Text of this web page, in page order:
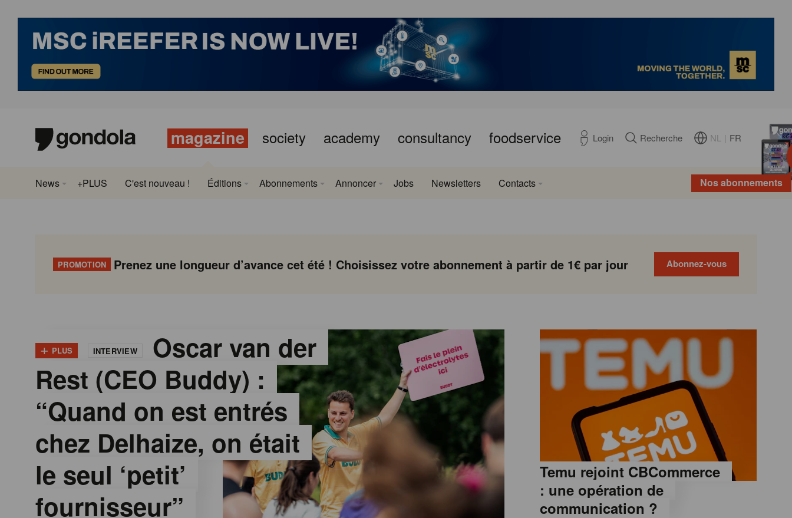
magazine society academy consultancy foodservice Login Recherche NL FR
Nos abonnements
News +PLUS C'est nouveau ! Éditions Abonnements Annoncer Jobs Newsletters Contacts
PROMOTION Prenez une longueur d’avance cet été ! Choisissez votre abonnement à partir de 1€ par jour Abonnez-vous
+ PLUS INTERVIEW
Oscar van der
Rest (CEO Buddy) :
“Quand on est entrés
chez Delhaize, on était
le seul ‘petit’
fournisseur”
Temu rejoint CBCommerce
: une opération de
communication ?